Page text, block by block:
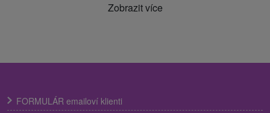
Zobrazit více
FORMULÁR emailoví klienti